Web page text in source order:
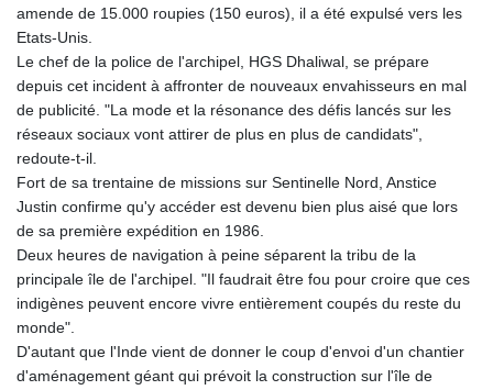
amende de 15.000 roupies (150 euros), il a été expulsé vers les
Etats-Unis.
Le chef de la police de l'archipel, HGS Dhaliwal, se prépare
depuis cet incident à affronter de nouveaux envahisseurs en mal
de publicité. "La mode et la résonance des défis lancés sur les
réseaux sociaux vont attirer de plus en plus de candidats",
redoute-t-il.
Fort de sa trentaine de missions sur Sentinelle Nord, Anstice
Justin confirme qu'y accéder est devenu bien plus aisé que lors
de sa première expédition en 1986.
Deux heures de navigation à peine séparent la tribu de la
principale île de l'archipel. "Il faudrait être fou pour croire que ces
indigènes peuvent encore vivre entièrement coupés du reste du
monde".
D'autant que l'Inde vient de donner le coup d'envoi d'un chantier
d'aménagement géant qui prévoit la construction sur l'île de